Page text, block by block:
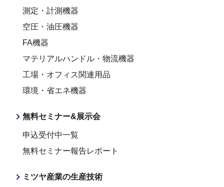
測定・計測機器
空圧・油圧機器
FA機器
マテリアルハンドル・物流機器
工場・オフィス関連用品
環境・省エネ機器
無料セミナー&展示会
申込受付中一覧
無料セミナー報告レポート
ミツヤ産業の生産技術